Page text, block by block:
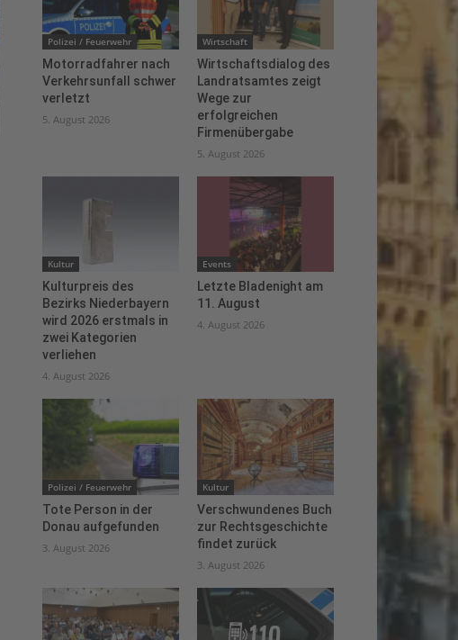
Polizei / Feuerwehr
Motorradfahrer nach
Verkehrsunfall schwer
verletzt
5. August 2026
Wirtschaft
Wirtschaftsdialog des
Landratsamtes zeigt
Wege zur
erfolgreichen
Firmenübergabe
5. August 2026
Kultur
Kulturpreis des
Bezirks Niederbayern
wird 2026 erstmals in
zwei Kategorien
verliehen
4. August 2026
Events
Letzte Bladenight am
11. August
4. August 2026
Polizei / Feuerwehr
Tote Person in der
Donau aufgefunden
3. August 2026
Kultur
Verschwundenes Buch
zur Rechtsgeschichte
findet zurück
3. August 2026